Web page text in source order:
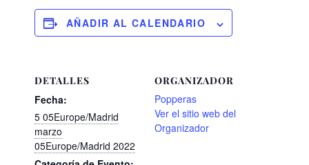
AÑADIR AL CALENDARIO
DETALLES
Fecha:
5 05Europe/Madrid
marzo
05Europe/Madrid 2022
ORGANIZADOR
Popperas
Ver el sitio web del
Organizador